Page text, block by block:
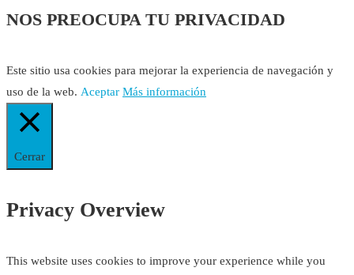
NOS PREOCUPA TU PRIVACIDAD
Este sitio usa cookies para mejorar la experiencia de navegación y
uso de la web. Aceptar Más información
Cerrar
Privacy Overview
This website uses cookies to improve your experience while you